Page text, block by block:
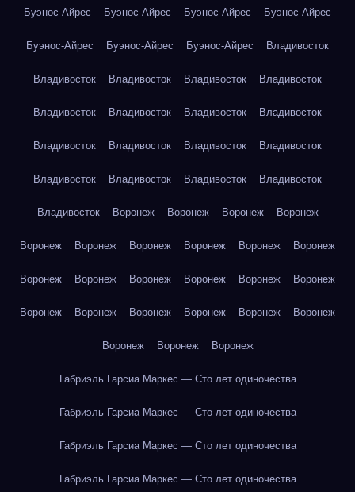
Буэнос-Айрес Буэнос-Айрес Буэнос-Айрес Буэнос-Айрес
Буэнос-Айрес Буэнос-Айрес Буэнос-Айрес Владивосток
Владивосток Владивосток Владивосток Владивосток
Владивосток Владивосток Владивосток Владивосток
Владивосток Владивосток Владивосток Владивосток
Владивосток Владивосток Владивосток Владивосток
Владивосток Воронеж Воронеж Воронеж Воронеж
Воронеж Воронеж Воронеж Воронеж Воронеж Воронеж
Воронеж Воронеж Воронеж Воронеж Воронеж Воронеж
Воронеж Воронеж Воронеж Воронеж Воронеж Воронеж
Воронеж Воронеж Воронеж
Габриэль Гарсиа Маркес — Сто лет одиночества
Габриэль Гарсиа Маркес — Сто лет одиночества
Габриэль Гарсиа Маркес — Сто лет одиночества
Габриэль Гарсиа Маркес — Сто лет одиночества